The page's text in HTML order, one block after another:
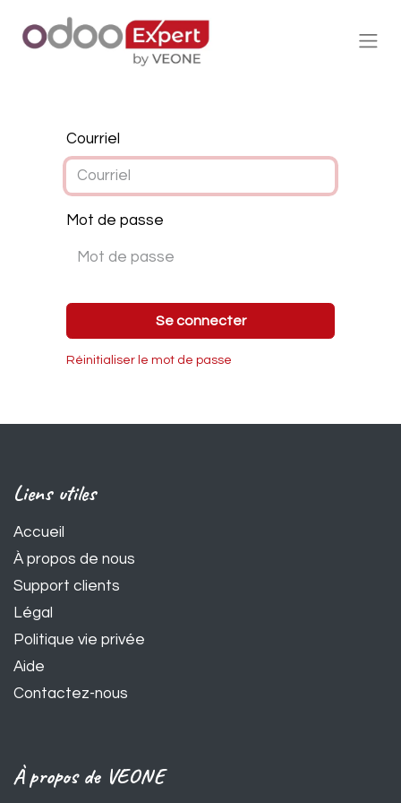
Courriel
Mot de passe
Se connecter
Réinitialiser le mot de passe
Liens utiles
Accueil
À propos de nous
Support clients
Légal
Politique vie privée
Aide
Contactez-nous
À propos de VEONE